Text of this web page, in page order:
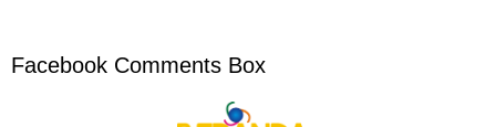
Facebook Comments Box